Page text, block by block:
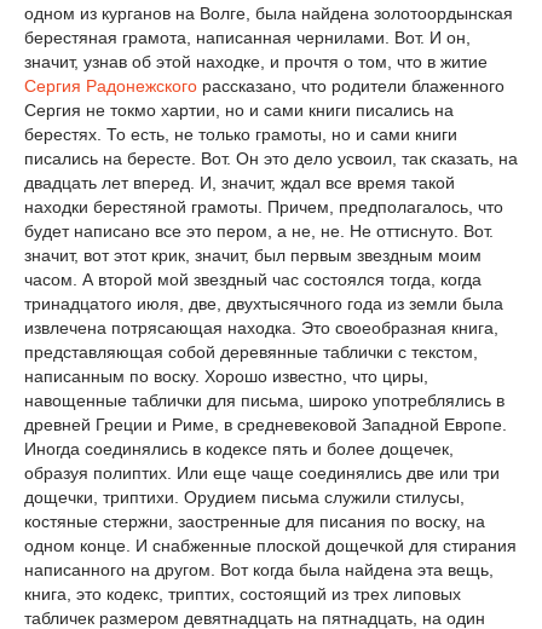
одном из курганов на Волге, была найдена золотоордынская
берестяная грамота, написанная чернилами. Вот. И он,
значит, узнав об этой находке, и прочтя о том, что в житие
Сергия Радонежского рассказано, что родители блаженного
Сергия не токмо хартии, но и сами книги писались на
берестях. То есть, не только грамоты, но и сами книги
писались на бересте. Вот. Он это дело усвоил, так сказать, на
двадцать лет вперед. И, значит, ждал все время такой
находки берестяной грамоты. Причем, предполагалось, что
будет написано все это пером, а не, не. Не оттиснуто. Вот.
значит, вот этот крик, значит, был первым звездным моим
часом. А второй мой звездный час состоялся тогда, когда
тринадцатого июля, две, двухтысячного года из земли была
извлечена потрясающая находка. Это своеобразная книга,
представляющая собой деревянные таблички с текстом,
написанным по воску. Хорошо известно, что циры,
навощенные таблички для письма, широко употреблялись в
древней Греции и Риме, в средневековой Западной Европе.
Иногда соединялись в кодексе пять и более дощечек,
образуя полиптих. Или еще чаще соединялись две или три
дощечки, триптихи. Орудием письма служили стилусы,
костяные стержни, заостренные для писания по воску, на
одном конце. И снабженные плоской дощечкой для стирания
написанного на другом. Вот когда была найдена эта вещь,
книга, это кодекс, триптих, состоящий из трех липовых
табличек размером девятнадцать на пятнадцать, на один